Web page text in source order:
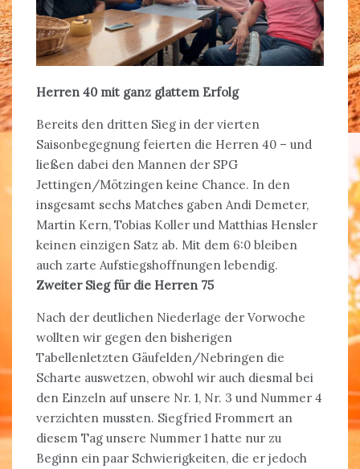
Herren 40 mit ganz glattem Erfolg
Bereits den dritten Sieg in der vierten
Saisonbegegnung feierten die Herren 40 – und
ließen dabei den Mannen der SPG
Jettingen/Mötzingen keine Chance. In den
insgesamt sechs Matches gaben Andi Demeter,
Martin Kern, Tobias Koller und Matthias Hensler
keinen einzigen Satz ab. Mit dem 6:0 bleiben
auch zarte Aufstiegshoffnungen lebendig.
Zweiter Sieg für die Herren 75
Nach der deutlichen Niederlage der Vorwoche
wollten wir gegen den bisherigen
Tabellenletzten Gäufelden/Nebringen die
Scharte auswetzen, obwohl wir auch diesmal bei
den Einzeln auf unsere Nr. 1, Nr. 3 und Nummer 4
verzichten mussten. Siegfried Frommert an
diesem Tag unsere Nummer 1 hatte nur zu
Beginn ein paar Schwierigkeiten, die er jedoch